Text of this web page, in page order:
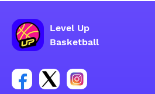
Level Up
Basketball
Link zur Facebook-Gruppe
Link zum Tweeter-
Link zum